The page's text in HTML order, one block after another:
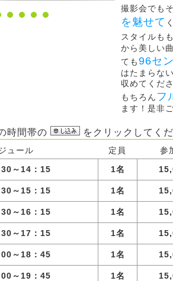
撮影会でも
を魅せて
スタイルも
から美しい
ても96セ
はたまらな
収めてくだ
もちろん フ
ます！是非
時間帯の をクリックしてく
ュール 定員
参
～14：15
1名
～15：15 1名
～16：15 1名
～17：15 1名
～18：45 1名
～19：45 1名